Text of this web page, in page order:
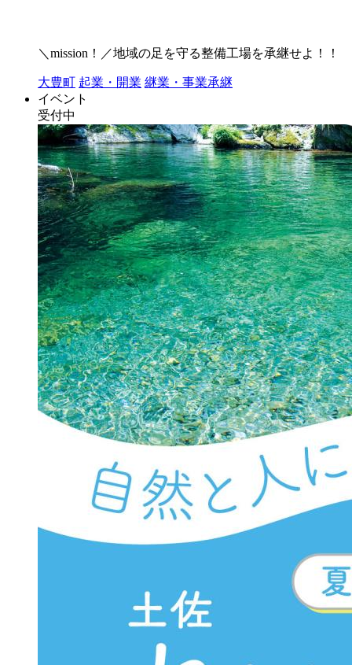
＼mission！／地域の足を守る整備工場を承継せよ！！
大豊町 起業・開業 継業・事業承継
イベント
受付中